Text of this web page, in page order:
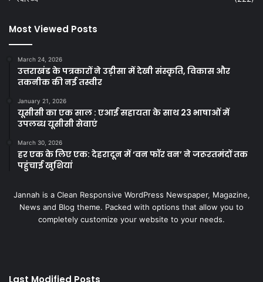
Most Viewed Posts
March 24, 2026
उत्तराखंड के पत्रकारों ने उड़ीसा में देखी संस्कृति, विकास और
तकनीक की नई तस्वीर
January 21, 2026
यूसीसी का एक साल : एआई सहायता के साथ 23 भाषाओं में
उपलब्ध यूसीसी सेवाएं
March 30, 2026
हर एक के लिए एक: देहरादून में ‘वन फॉर वन’ ने जरूरतमंदों तक
पहुंचाई खुशियां
Jannah is a Clean Responsive WordPress Newspaper, Magazine,
News and Blog theme. Packed with options that allow you to
completely customize your website to your needs.